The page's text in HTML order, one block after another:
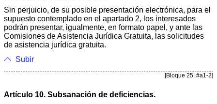
Sin perjuicio, de su posible presentación electrónica, para el
supuesto contemplado en el apartado 2, los interesados
podrán presentar, igualmente, en formato papel, y ante las
Comisiones de Asistencia Jurídica Gratuita, las solicitudes
de asistencia jurídica gratuita.
Subir
[Bloque 25: #a1-2]
Artículo 10. Subsanación de deficiencias.